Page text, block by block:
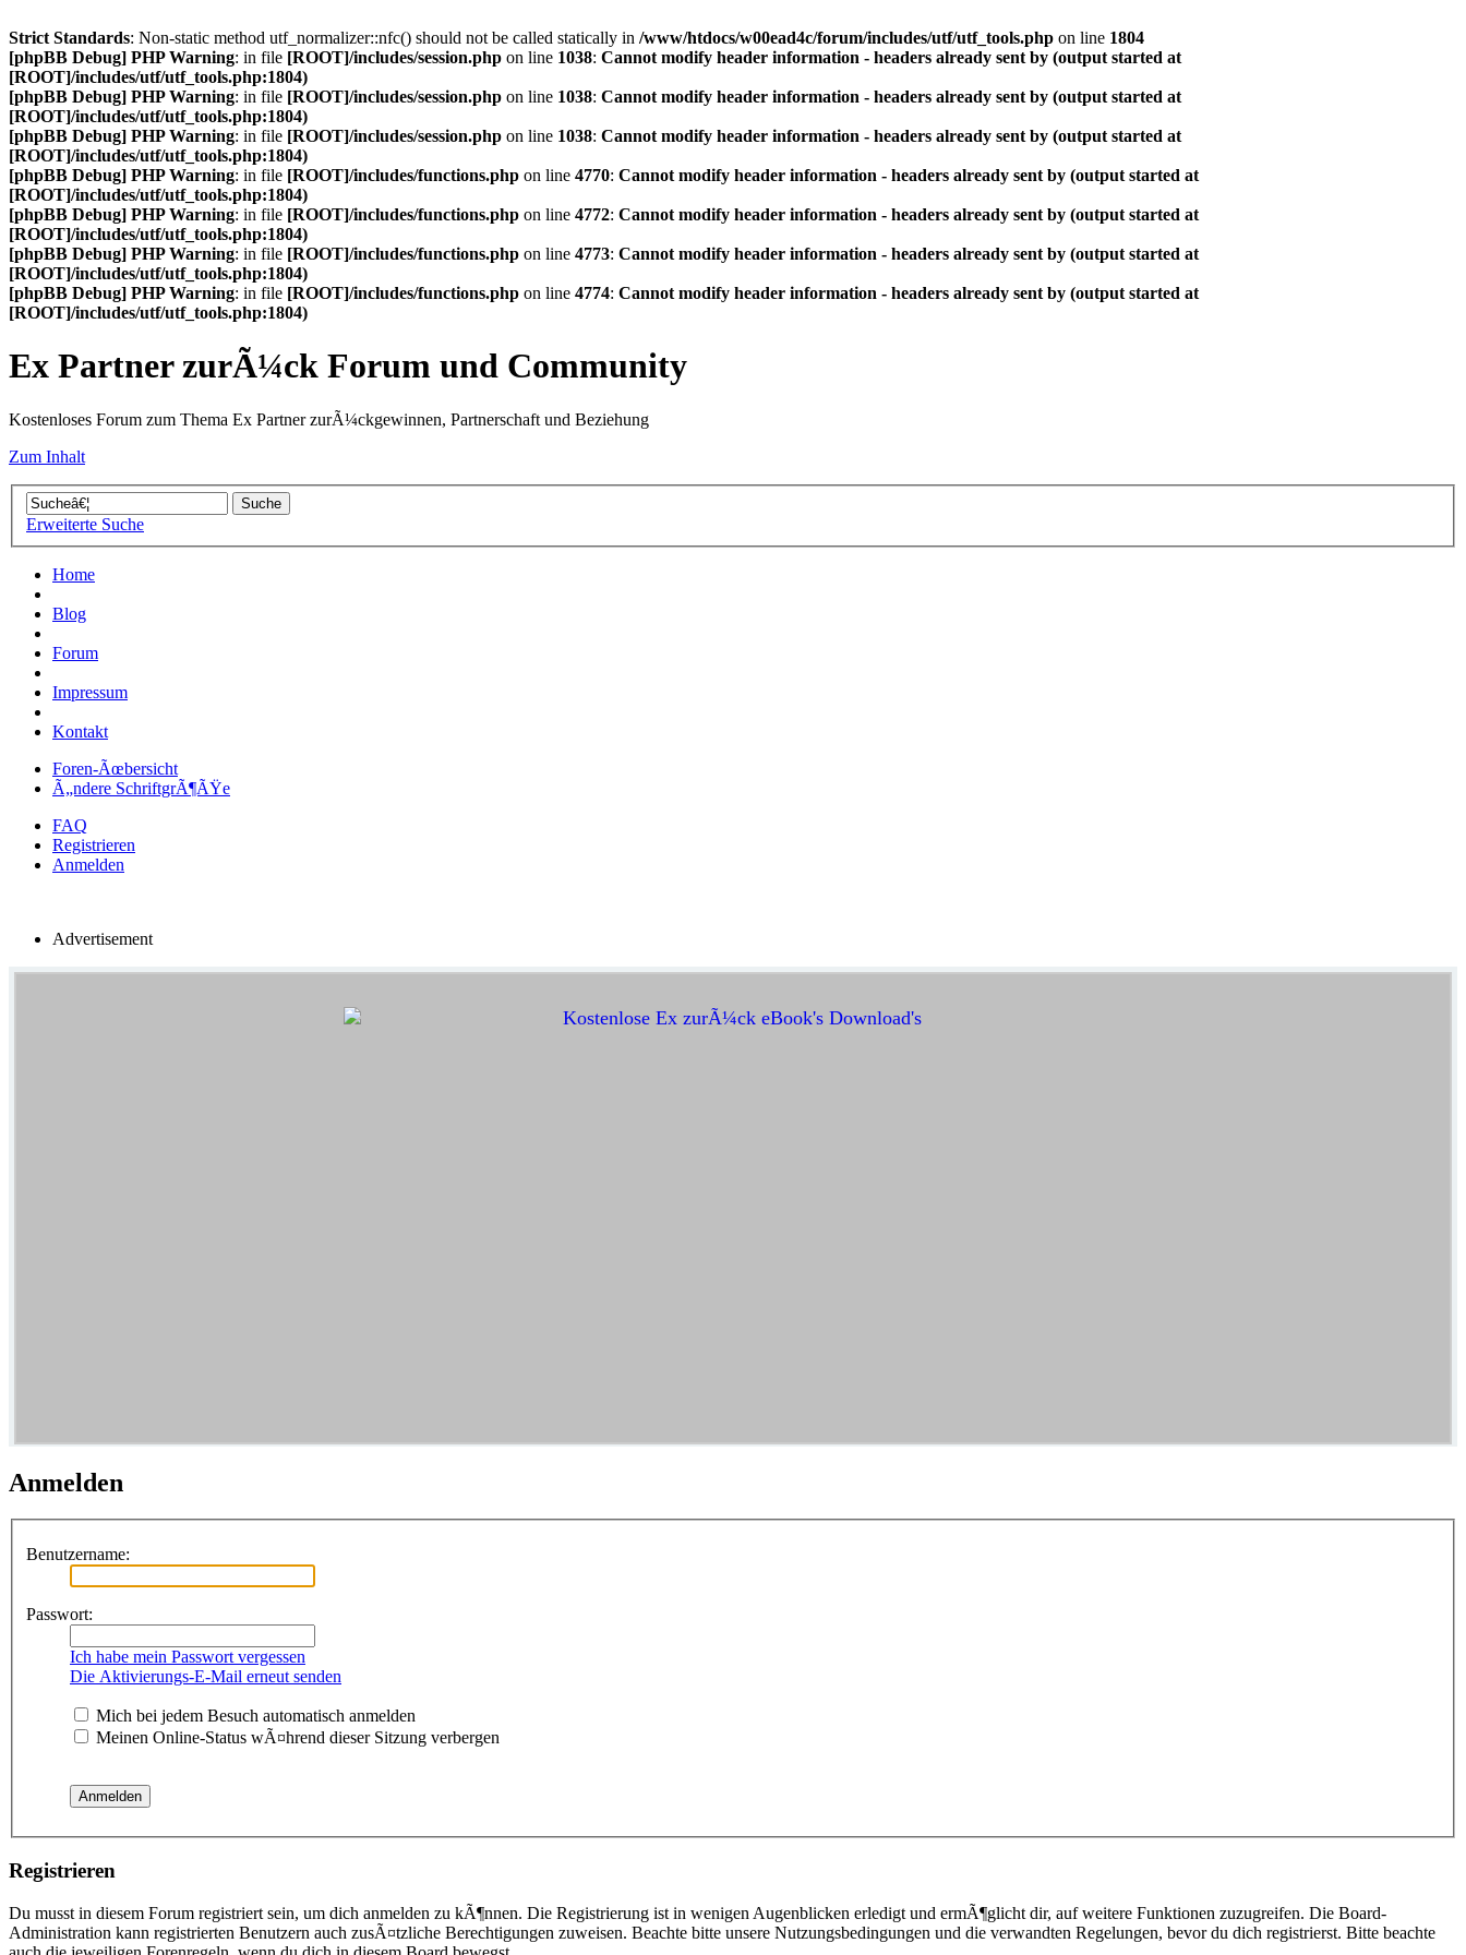
Strict Standards: Non-static method utf_normalizer::nfc() should not be called statically in /www/htdocs/w00ead4c/forum/includes/utf/utf_tools.php on line 1804
[phpBB Debug] PHP Warning: in file [ROOT]/includes/session.php on line 1038: Cannot modify header information - headers already sent by (output started at
[ROOT]/includes/utf/utf_tools.php:1804)
[phpBB Debug] PHP Warning: in file [ROOT]/includes/session.php on line 1038: Cannot modify header information - headers already sent by (output started at
[ROOT]/includes/utf/utf_tools.php:1804)
[phpBB Debug] PHP Warning: in file [ROOT]/includes/session.php on line 1038: Cannot modify header information - headers already sent by (output started at
[ROOT]/includes/utf/utf_tools.php:1804)
[phpBB Debug] PHP Warning: in file [ROOT]/includes/functions.php on line 4770: Cannot modify header information - headers already sent by (output started at
[ROOT]/includes/utf/utf_tools.php:1804)
[phpBB Debug] PHP Warning: in file [ROOT]/includes/functions.php on line 4772: Cannot modify header information - headers already sent by (output started at
[ROOT]/includes/utf/utf_tools.php:1804)
[phpBB Debug] PHP Warning: in file [ROOT]/includes/functions.php on line 4773: Cannot modify header information - headers already sent by (output started at
[ROOT]/includes/utf/utf_tools.php:1804)
[phpBB Debug] PHP Warning: in file [ROOT]/includes/functions.php on line 4774: Cannot modify header information - headers already sent by (output started at
[ROOT]/includes/utf/utf_tools.php:1804)
Ex Partner zurÃ¼ck Forum und Community
Kostenloses Forum zum Thema Ex Partner zurÃ¼ckgewinnen, Partnerschaft und Beziehung
Zum Inhalt
Erweiterte Suche
Home
Blog
Forum
Impressum
Kontakt
Foren-Ãœbersicht
Ã„ndere SchriftgrÃ¶ÃŸe
FAQ
Registrieren
Anmelden
Advertisement
Anmelden
Benutzername:
Passwort:
Ich habe mein Passwort vergessen
Die Aktivierungs-E-Mail erneut senden
Mich bei jedem Besuch automatisch anmelden
Meinen Online-Status wÃ¤hrend dieser Sitzung verbergen
Registrieren
Du musst in diesem Forum registriert sein, um dich anmelden zu kÃ¶nnen. Die Registrierung ist in wenigen Augenblicken erledigt und ermÃ¶glicht dir, auf weitere Funktionen zuzugreifen. Die Board-
Administration kann registrierten Benutzern auch zusÃ¤tzliche Berechtigungen zuweisen. Beachte bitte unsere Nutzungsbedingungen und die verwandten Regelungen, bevor du dich registrierst. Bitte beachte